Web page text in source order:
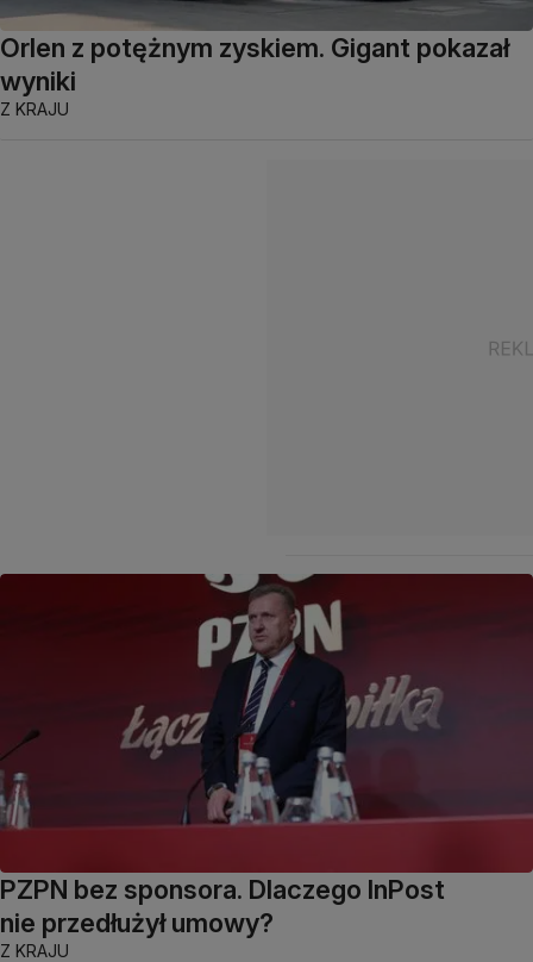
Orlen z potężnym zyskiem. Gigant pokazał
wyniki
Z KRAJU
PZPN bez sponsora. Dlaczego InPost
nie przedłużył umowy?
Z KRAJU